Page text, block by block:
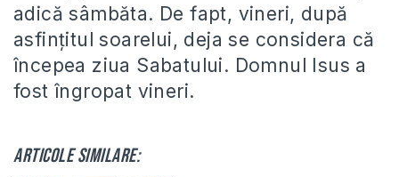
adică sâmbăta. De fapt, vineri, după
asfinţitul soarelui, deja se considera că
începea ziua Sabatului. Domnul Isus a
fost îngropat vineri.
Articole similare: